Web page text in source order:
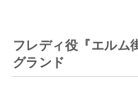
フレディ役『エルム
グランド